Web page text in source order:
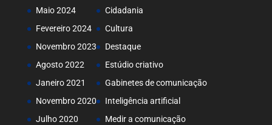
Maio 2024
Fevereiro 2024
Novembro 2023
Agosto 2022
Janeiro 2021
Novembro 2020
Julho 2020
Cidadania
Cultura
Destaque
Estúdio criativo
Gabinetes de comunicação
Inteligência artificial
Medir a comunicação